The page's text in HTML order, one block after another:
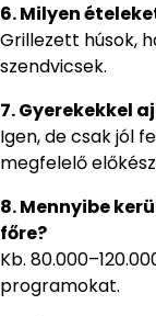
6. Milyen
Grillezett húsok,
szendvicsek.
7. Gyerekekkel
Igen, de csak jól
megfelelő
8. Mennyibe
főre?
Kb.
programokat.